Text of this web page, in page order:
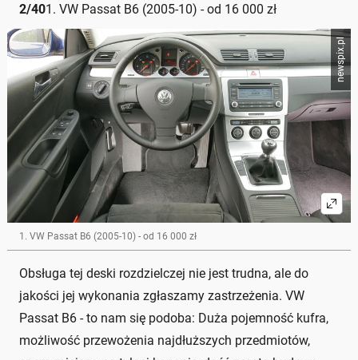
2/401. VW Passat B6 (2005-10) - od 16 000 zł
newspix.pl
1. VW Passat B6 (2005-10) - od 16 000 zł
Obsługa tej deski rozdzielczej nie jest trudna, ale do
jakości jej wykonania zgłaszamy zastrzeżenia. VW
Passat B6 - to nam się podoba: Duża pojemność kufra,
możliwość przewożenia najdłuższych przedmiotów,